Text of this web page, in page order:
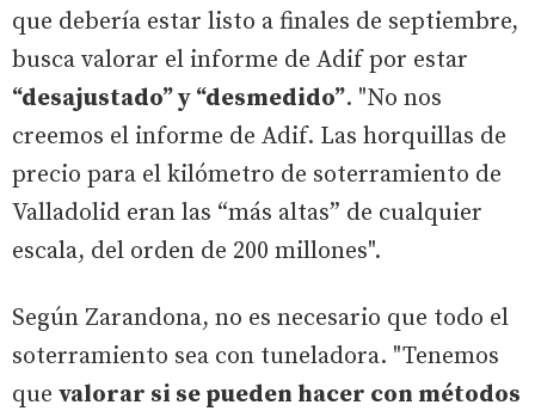
que debería estar listo a finales de septiembre,
busca valorar el informe de Adif por estar
“desajustado” y “desmedido”. "No nos
creemos el informe de Adif. Las horquillas de
precio para el kilómetro de soterramiento de
Valladolid eran las “más altas” de cualquier
escala, del orden de 200 millones".
Según Zarandona, no es necesario que todo el
soterramiento sea con tuneladora. "Tenemos
que valorar si se pueden hacer con métodos